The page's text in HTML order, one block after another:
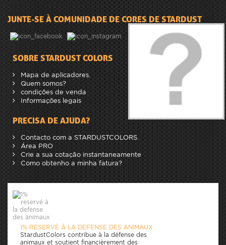
JUNTE-SE À COMUNIDADE DE CORES DE STARDUST
SOBRE STARDUST COLORS
Mapa de aplicadores.
Quem somos?
condições de venda
Informações legais
PRECISA DE AJUDA?
Contacto com a STARDUSTCOLORS.
Área PRO
Crie a sua cotação instantaneamente
Como obtenho a minha fatura?
1% RESERVÉ À LA DEFENSE DES ANIMAUX
StardustColors contribue à la défense des
animaux et soutient financièrement des